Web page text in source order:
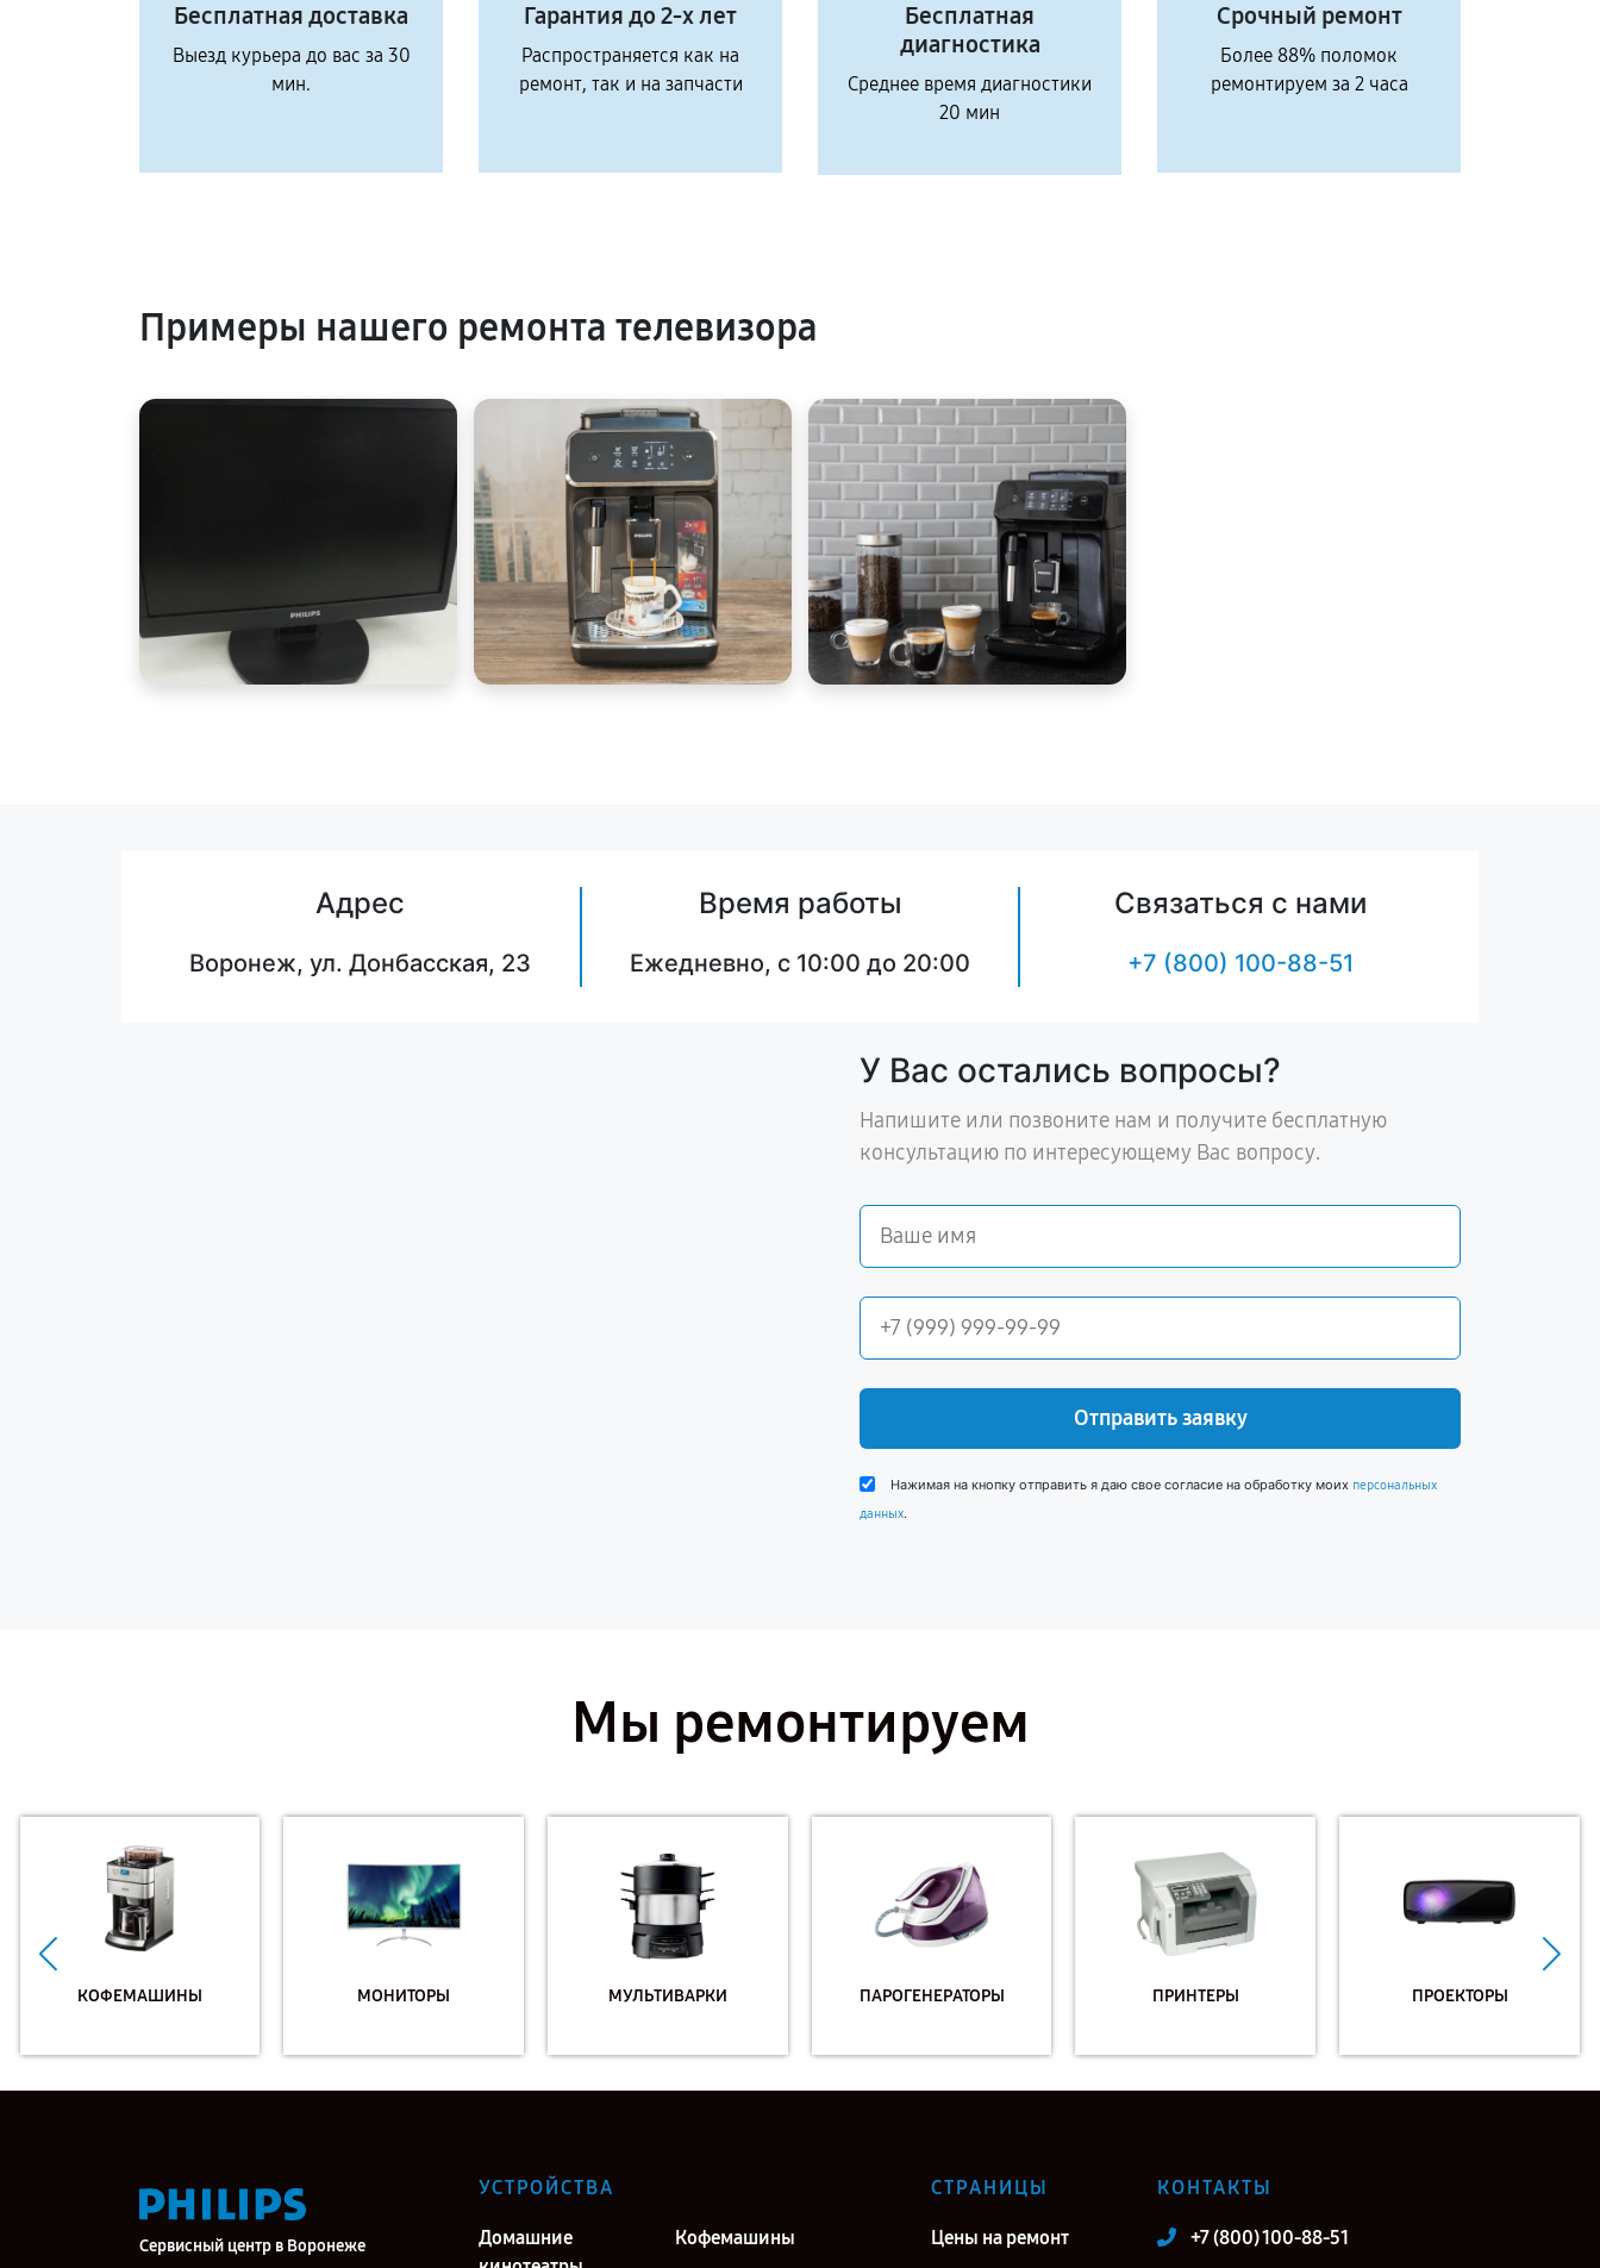
Бесплатная доставка
Выезд курьера до вас за 30
мин.
Гарантия до 2-х лет
Распространяется как на
ремонт, так и на запчасти
Бесплатная
диагностика
Среднее время диагностики
20 мин
Срочный ремонт
Более 88% поломок
ремонтируем за 2 часа
Примеры нашего ремонта телевизора
Адрес
Воронеж, ул. Донбасская, 23
Время работы
Ежедневно, с 10:00 до 20:00
Связаться с нами
+7 (800) 100-88-51
У Вас остались вопросы?
Напишите или позвоните нам и получите бесплатную
консультацию по интересующему Вас вопросу.
Отправить заявку
Нажимая на кнопку отправить я даю свое согласие на обработку моих персональных
данных.
Мы ремонтируем
КОФЕМАШИНЫ МОНИТОРЫ МУЛЬТИВАРКИ ПАРОГЕНЕРАТОРЫ ПРИНТЕРЫ ПРОЕКТОРЫ
Сервисный центр в Воронеже
УСТРОЙСТВА
Домашние
Кофемашины
СТРАНИЦЫ
Цены на ремонт
КОНТАКТЫ
+7 (800) 100-88-51